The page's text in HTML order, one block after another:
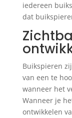
iedereen
dat
Buikspieren
van een te
wanneer het
Wanneer je
ontwikkelen